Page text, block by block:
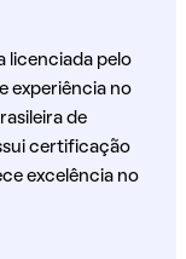
licenciada pelo
experiência no
de
certificação
excelência no